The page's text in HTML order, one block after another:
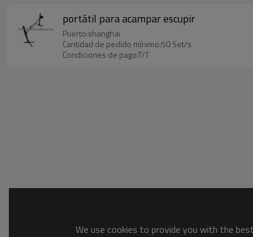
portátil para acampar escupir
Puerto:shanghai
Cantidad de pedido mínimo:50 Set/s
Condiciones de pago:T/T
We use cookies to provide you with the